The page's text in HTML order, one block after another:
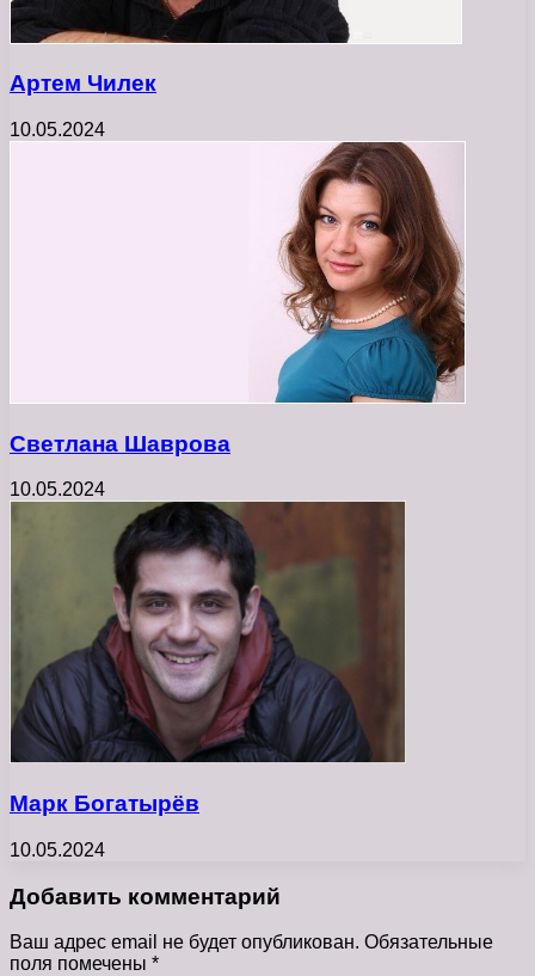
Артем Чилек
10.05.2024
Светлана Шаврова
10.05.2024
Марк Богатырёв
10.05.2024
Добавить комментарий
Ваш адрес email не будет опубликован. Обязательные
поля помечены *